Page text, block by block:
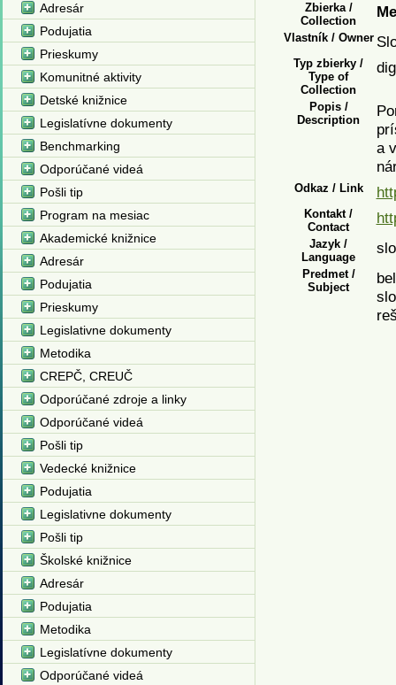
Zbierka /
Collection
Vlastník / Owner
Typ zbierky /
Type of
Collection
Popis /
Description
a
Odkaz / Link
Kontakt /
Contact
Jazyk /
Language
Predmet /
Subject
Adresár
Podujatia
Prieskumy
Komunitné aktivity
Detské knižnice
Legislatívne dokumenty
Benchmarking
Odporúčané videá
Pošli tip
Program na mesiac
Akademické knižnice
Adresár
Podujatia
Prieskumy
Legislativne dokumenty
Metodika
CREPČ, CREUČ
Odporúčané zdroje a linky
Odporúčané videá
Pošli tip
Vedecké knižnice
Podujatia
Legislativne dokumenty
Pošli tip
Školské knižnice
Adresár
Podujatia
Metodika
Legislatívne dokumenty
Odporúčané videá